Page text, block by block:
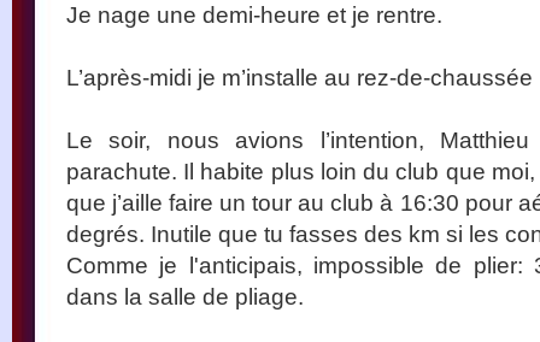
Je nage une demi-heure et je rentre.
L’après-midi je m’installe au rez-de-
Le soir, nous avions l’intention,
parachute. Il habite plus loin du club que
que j’aille faire un tour au club à 16:30 pour
degrés. Inutile que tu fasses des km si les
Comme je l'anticipais, impossible de plier:
dans la salle de pliage.